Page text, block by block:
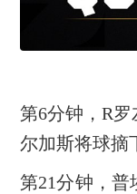
第6分钟，R
尔加斯将球摘
第21分钟，普